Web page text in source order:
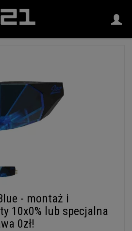
- montaż i
10x0% lub specjalna
0zł!